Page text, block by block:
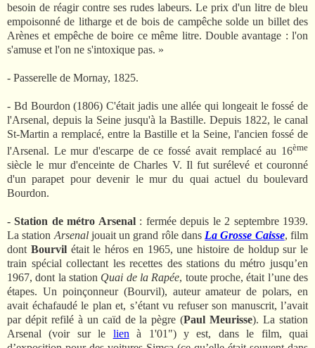
besoin de réagir contre ses rudes labeurs. Le prix d'un litre de bleu
empoisonné de litharge et de bois de campêche solde un billet des
Arènes et empêche de boire ce même litre. Double avantage : l'on
s'amuse et l'on ne s'intoxique pas. »
- Passerelle de Mornay, 1825.
- Bd Bourdon (1806) C'était jadis une allée qui longeait le fossé de
l'Arsenal, depuis la Seine jusqu'à la Bastille. Depuis 1822, le canal
St-Martin a remplacé, entre la Bastille et la Seine, l'ancien fossé de
l'Arsenal. Le mur d'escarpe de ce fossé avait remplacé au 16ème
siècle le mur d'enceinte de Charles V. Il fut surélevé et couronné
d'un parapet pour devenir le mur du quai actuel du boulevard
Bourdon.
- Station de métro Arsenal: fermée depuis le 2 septembre 1939.
La station Arsenaljouait un grand rôle dans La Grosse Caisse, film
dont Bourvilétait le héros en 1965, une histoire de holdup sur le
train spécial collectant les recettes des stations du métro jusqu’en
1967, dont la station Quai de la Rapée, toute proche, était l’une des
étapes. Un poinçonneur (Bourvil), auteur amateur de polars, en
avait échafaudé le plan et, s’étant vu refuser son manuscrit, l’avait
par dépit refilé à un caïd de la pègre (Paul Meurisse). La station
Arsenal (voir sur le lien à 1'01") y est, dans le film, quai